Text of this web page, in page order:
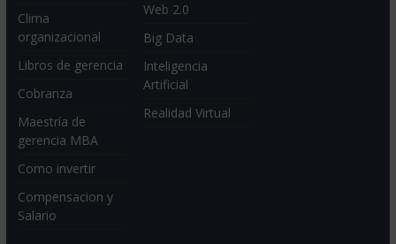
Clima
organizacional
Libros de gerencia
Cobranza
Maestría de
gerencia MBA
Como invertir
Compensacion y
Salario
Web 2.0
Big Data
Inteligencia
Artificial
Realidad Virtual